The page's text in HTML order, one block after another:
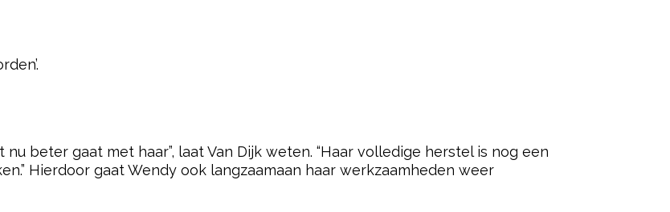
beter gaat met haar”, laat Van Dijk weten. “Haar volledige herstel is nog een
Hierdoor gaat Wendy ook langzaamaan haar werkzaamheden weer